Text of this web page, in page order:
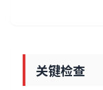
关键检查